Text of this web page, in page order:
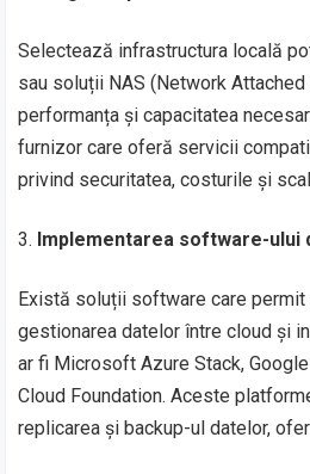
Selectează infrastructura locală
sau soluții NAS (Network
performanța și capacitatea
furnizor care oferă servicii
privind securitatea, costurile și
Implementarea software-ului
Există soluții software care
gestionarea datelor între cloud și
ar fi Microsoft Azure Stack,
Cloud Foundation. Aceste
replicarea și backup-ul datelor,